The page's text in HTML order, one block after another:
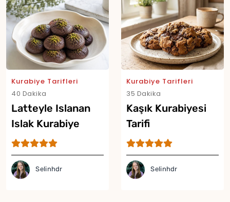
Kurabiye Tarifleri
40 Dakika
Latteyle Islanan
Islak Kurabiye
Tarifi
Selinhdr
Kurabiye Tarifleri
35 Dakika
Kaşık Kurabiyesi
Tarifi
Selinhdr